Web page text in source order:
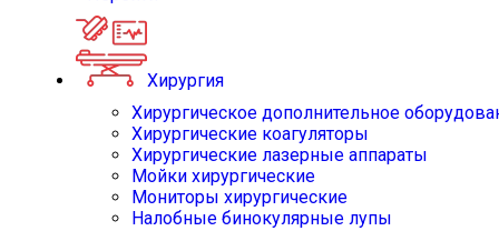
Хирургия
Хирургическое дополнительное
Хирургические коагуляторы
Хирургические лазерные аппараты
Мойки хирургические
Мониторы хирургические
Налобные бинокулярные лупы